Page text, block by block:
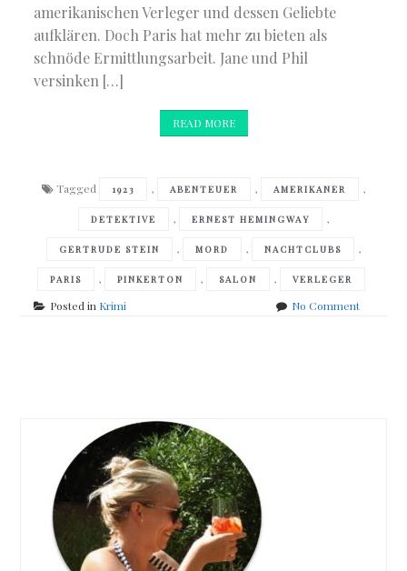
amerikanischen Verleger und dessen Geliebte
aufklären. Doch Paris hat mehr zu bieten als
schnöde Ermittlungsarbeit. Jane und Phil
versinken […]
READ MORE
Tagged 1923 , ABENTEUER , AMERIKANER ,
DETEKTIVE , ERNEST HEMINGWAY ,
GERTRUDE STEIN , MORD , NACHTCLUBS ,
PARIS , PINKERTON , SALON , VERLEGER
Posted in Krimi No Commenton
navigation